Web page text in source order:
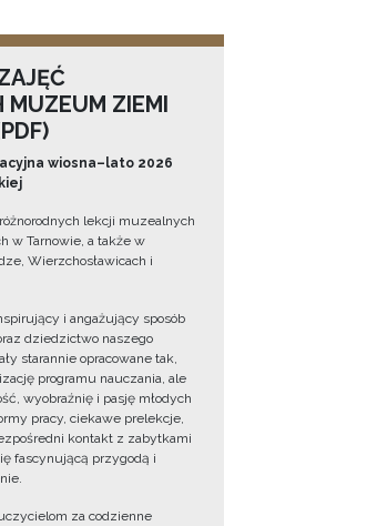
MUZEUM ZIEMI
wiosna–lato 2026
lekcji muzealnych
w Tarnowie, a także w
Wierzchosławicach i
i angażujący sposób
dziedzictwo naszego
starannie opracowane tak,
programu nauczania, ale
wyobraźnię i pasję młodych
pracy, ciekawe prelekcje,
kontakt z zabytkami
fascynującą przygodą i
za codzienne